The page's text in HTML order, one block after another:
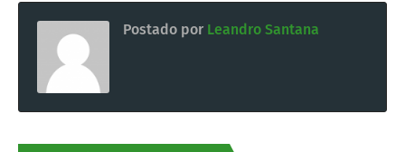
Postado por Leandro Santana